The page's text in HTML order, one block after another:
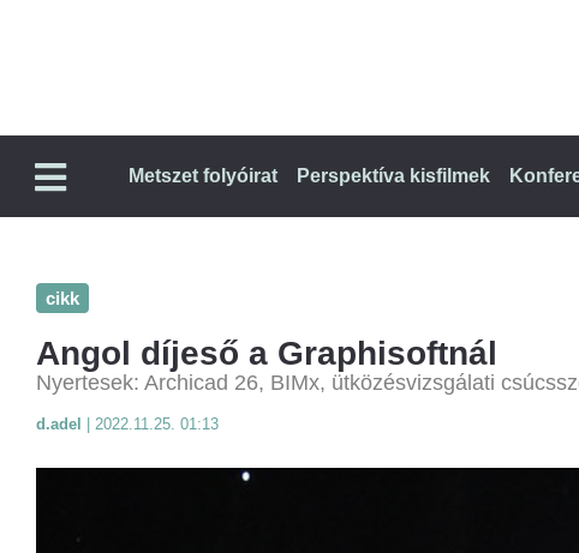
Metszet folyóirat Perspektíva kisfilmek
cikk
Angol díjeső a Graphisoftnál
Nyertesek: Archicad 26, BIMx, ütközésvizsgálati
d.adel 2022.11.25. 01:13